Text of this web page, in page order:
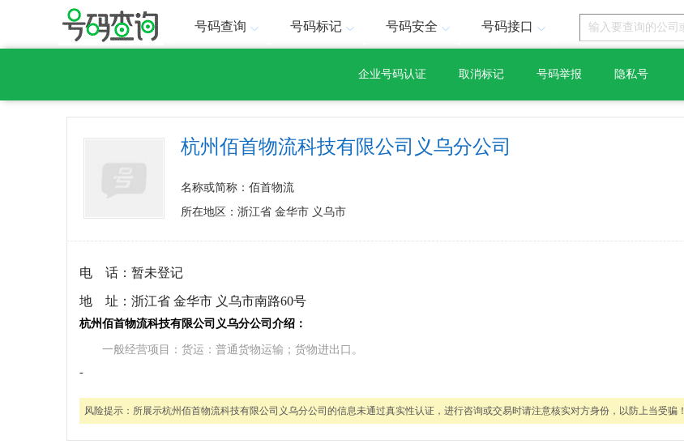
号码查询 号码标记 号码安全 号码接口
企业号码认证 取消标记 号码举报 隐私号
杭州佰首物流科技有限公司义乌分公司
名称或简称：佰首物流
所在地区：浙江省 金华市 义乌市
电 话： 暂未登记
地 址： 浙江省 金华市 义乌市南路60号
杭州佰首物流科技有限公司义乌分公司介绍：
一般经营项目：货运：普通货物运输；货物进出口。
-
风险提示： 所展示杭州佰首物流科技有限公司义乌分公司的信息未通过真实性认证，进行咨询或交易时请注意核实对方身份，以防上当受骗！